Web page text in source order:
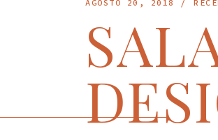
AGOSTO 20, 2018